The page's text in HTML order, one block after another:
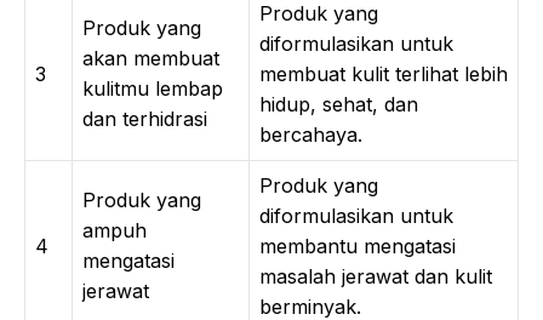
3
Produk yang
akan membuat
kulitmu lembap
dan terhidrasi
Produk yang
diformulasikan untuk
membuat kulit terlihat lebih
hidup, sehat, dan
bercahaya.
4
Produk yang
ampuh
mengatasi
jerawat
Produk yang
diformulasikan untuk
membantu mengatasi
masalah jerawat dan kulit
berminyak.